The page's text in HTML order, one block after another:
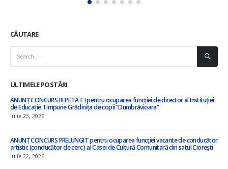
”Cu privire la amalgamarea voluntară a orașului Nisporeni, comuna Vărzărești,
comuna Ciorești, satul Soltănești, comuna Boldurești, satul Vînători, comuna
Anunț privind inițierea elaborării proiectului de decizie privind amalgamarea